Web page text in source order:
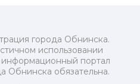
города Обнинска.
использовании
информационный портал
Обнинска обязательна.